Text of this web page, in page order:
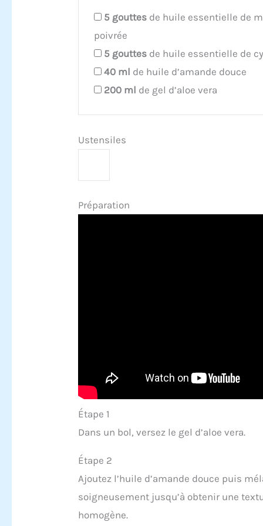
5 gouttes de huile essentielle de
poivrée
5 gouttes de huile essentielle de
40 ml de huile d’amande douce
200 ml de gel d’aloe vera
Ustensiles
Préparation
Étape 1
Dans un bol, versez le gel d’aloe vera.
Étape 2
Ajoutez l’huile d’amande douce puis
soigneusement jusqu’à obtenir une
homogène.